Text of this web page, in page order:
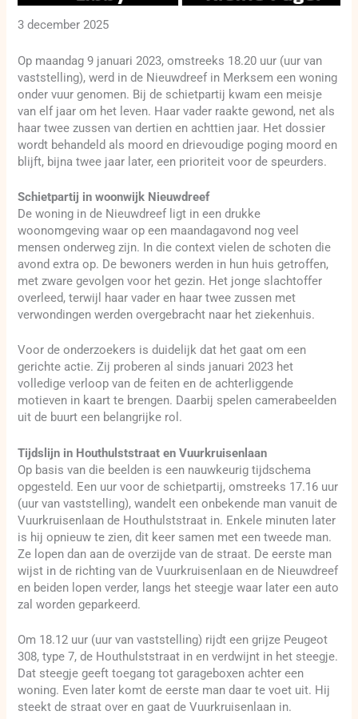
3 december 2025
Op maandag 9 januari 2023, omstreeks 18.20 uur (uur van
vaststelling), werd in de Nieuwdreef in Merksem een woning
onder vuur genomen. Bij de schietpartij kwam een meisje
van elf jaar om het leven. Haar vader raakte gewond, net als
haar twee zussen van dertien en achttien jaar. Het dossier
wordt behandeld als moord en drievoudige poging moord en
blijft, bijna twee jaar later, een prioriteit voor de speurders.
Schietpartij in woonwijk Nieuwdreef
De woning in de Nieuwdreef ligt in een drukke
woonomgeving waar op een maandagavond nog veel
mensen onderweg zijn. In die context vielen de schoten die
avond extra op. De bewoners werden in hun huis getroffen,
met zware gevolgen voor het gezin. Het jonge slachtoffer
overleed, terwijl haar vader en haar twee zussen met
verwondingen werden overgebracht naar het ziekenhuis.
Voor de onderzoekers is duidelijk dat het gaat om een
gerichte actie. Zij proberen al sinds januari 2023 het
volledige verloop van de feiten en de achterliggende
motieven in kaart te brengen. Daarbij spelen camerabeelden
uit de buurt een belangrijke rol.
Tijdslijn in Houthulststraat en Vuurkruisenlaan
Op basis van die beelden is een nauwkeurig tijdschema
opgesteld. Een uur voor de schietpartij, omstreeks 17.16 uur
(uur van vaststelling), wandelt een onbekende man vanuit de
Vuurkruisenlaan de Houthulststraat in. Enkele minuten later
is hij opnieuw te zien, dit keer samen met een tweede man.
Ze lopen dan aan de overzijde van de straat. De eerste man
wijst in de richting van de Vuurkruisenlaan en de Nieuwdreef
en beiden lopen verder, langs het steegje waar later een auto
zal worden geparkeerd.
Om 18.12 uur (uur van vaststelling) rijdt een grijze Peugeot
308, type 7, de Houthulststraat in en verdwijnt in het steegje.
Dat steegje geeft toegang tot garageboxen achter een
woning. Even later komt de eerste man daar te voet uit. Hij
steekt de straat over en gaat de Vuurkruisenlaan in.